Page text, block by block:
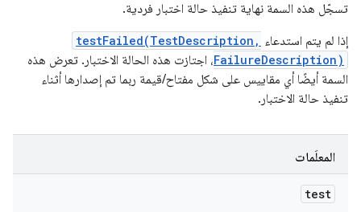
تسجّل هذه السمة نهاية تنفيذ حالة اختبار فردية.
إذا لم يتم استدعاء testFailed(TestDescription,
FailureDescription)، اجتازت هذه الحالة الاختبار. تعرض هذه
السمة أيضًا أي مقاييس على شكل مفتاح/قيمة ربما تم إصدارها أثناء
تنفيذ حالة الاختبار.
المعلَمات
test